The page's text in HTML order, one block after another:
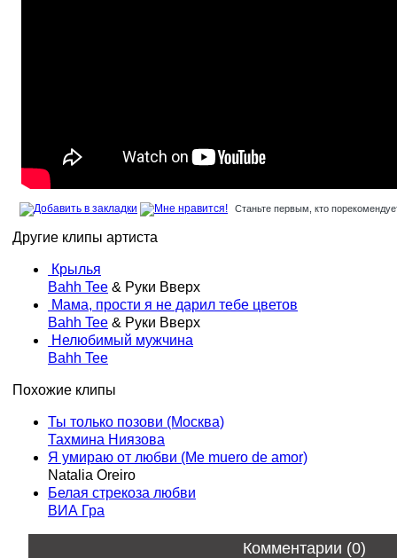
Станьте первым, кто
Другие клипы артиста
Крылья
Bahh Tee & Руки Вверх
Мама, прости я не дарил тебе цветов
Bahh Tee & Руки Вверх
Нелюбимый мужчина
Bahh Tee
Похожие клипы
Ты только позови (Москва)
Тахмина Ниязова
Я умираю от любви (Me muero de amor)
Natalia Oreiro
Белая стрекоза любви
ВИА Гра
Комментарии (0)